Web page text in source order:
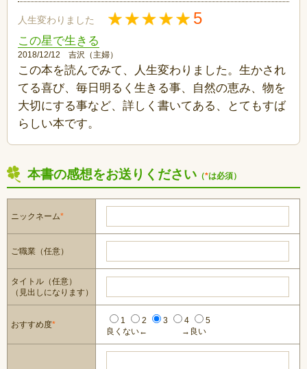
人生変わりました 5
この星で生きる
2018/12/12 吉沢（主婦）
この本を読んでみて、人生変わりました。生かされ
てる喜び、毎日明るく生きる事、自然の恵み、物を
大切にする事など、詳しく書いてある、とてもすば
らしい本です。
本書の感想をお送りください （*は必須）
ニックネーム*
ご職業（任意）
タイトル（任意）
（見出しになります）
おすすめ度* 1 2 3 4
5
良くない←
→良い